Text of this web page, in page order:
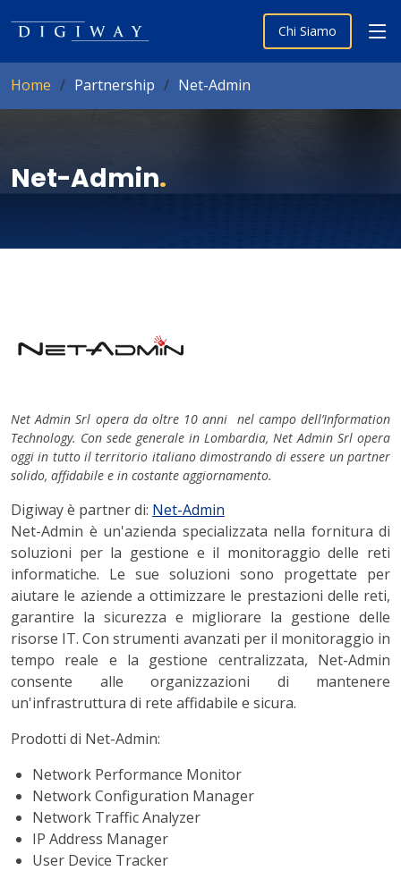
Chi Siamo
Home Partnership Net-Admin
Net-Admin.
Net Admin Srl opera da oltre 10 anni nel campo dell’Information
Technology. Con sede generale in Lombardia, Net Admin Srl opera
oggi in tutto il territorio italiano dimostrando di essere un partner
solido, affidabile e in costante aggiornamento.
Digiway è partner di: Net-Admin
Net-Admin è un'azienda specializzata nella fornitura di
soluzioni per la gestione e il monitoraggio delle reti
informatiche. Le sue soluzioni sono progettate per
aiutare le aziende a ottimizzare le prestazioni delle reti,
garantire la sicurezza e migliorare la gestione delle
risorse IT. Con strumenti avanzati per il monitoraggio in
tempo reale e la gestione centralizzata, Net-Admin
consente alle organizzazioni di mantenere
un'infrastruttura di rete affidabile e sicura.
Prodotti di Net-Admin:
Network Performance Monitor
Network Configuration Manager
Network Traffic Analyzer
IP Address Manager
User Device Tracker